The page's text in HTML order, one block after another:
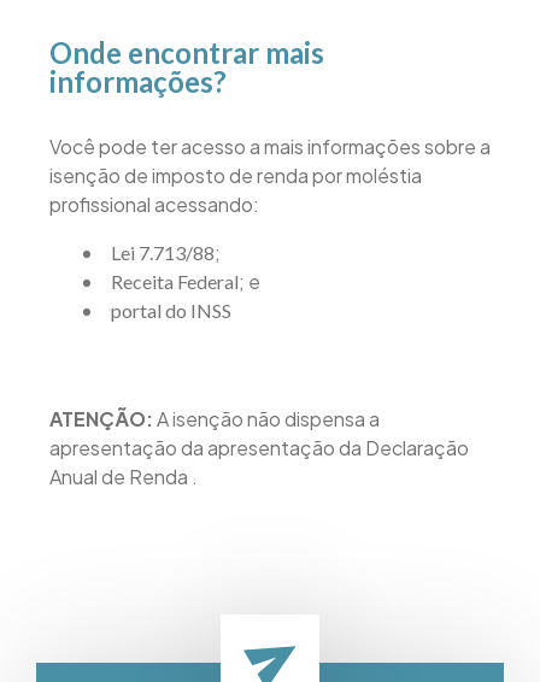
Onde encontrar mais
informações?
Você pode ter acesso a mais informações sobre a
isenção de imposto de renda por moléstia
profissional acessando:
Lei 7.713/88;
Receita Federal; e
portal do INSS
ATENÇÃO:A isenção não dispensa a
apresentação da apresentação da Declaração
Anual de Renda .